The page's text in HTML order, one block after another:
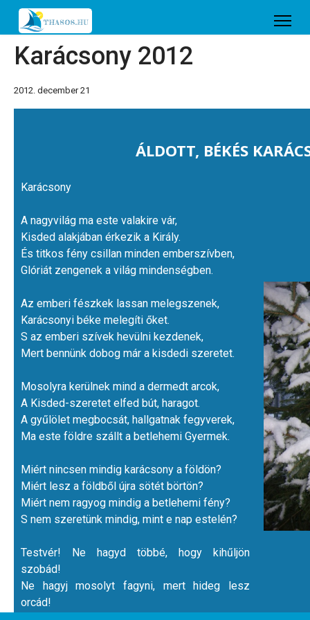
Karácsony 2012
2012. december 21
ÁLDOTT, BÉKÉS
Karácsony
A nagyvilág ma este valakire vár,
Kisded alakjában érkezik a Király.
És titkos fény csillan minden emberszívben,
Glóriát zengenek a világ mindenségben.
Az emberi fészkek lassan melegszenek,
Karácsonyi béke melegíti őket.
S az emberi szívek hevülni kezdenek,
Mert bennünk dobog már a kisdedi szeretet.
Mosolyra kerülnek mind a dermedt arcok,
A Kisded-szeretet elfed bút, haragot.
A gyűlölet megbocsát, hallgatnak fegyverek,
Ma este földre szállt a betlehemi Gyermek.
Miért nincsen mindig karácsony a földön?
Miért lesz a földből újra sötét börtön?
Miért nem ragyog mindig a betlehemi fény?
S nem szeretünk mindig, mint e nap estelén?
Testvér! Ne hagyd többé, hogy kihűljön
szobád!
Ne hagyj mosolyt fagyni, mert hideg lesz
orcád!